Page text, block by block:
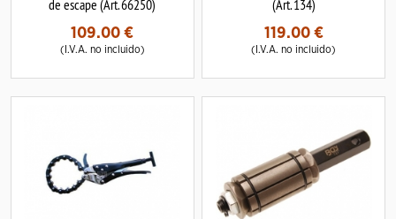
de escape (Art. 66250)
109.00 €
(I.V.A. no incluido)
(Art. 134)
119.00€
(I.V.A. no incluido)